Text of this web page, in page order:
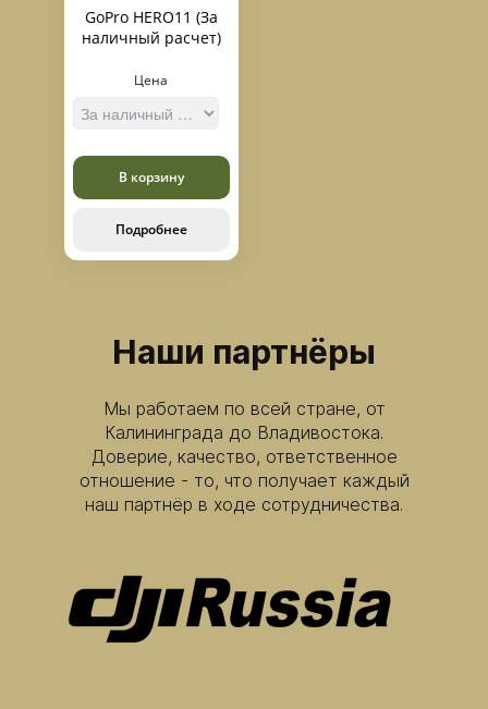
GoPro HERO11 (За
наличный расчет)
Цена
В корзину
Подробнее
Наши партнёры
Мы работаем по всей стране, от
Калининграда до Владивостока.
Доверие, качество, ответственное
отношение - то, что получает каждый
наш партнёр в ходе сотрудничества.